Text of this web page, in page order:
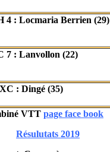
4 : Locmaria Berrien (29)
7 : Lanvollon (22)
XC : Dingé (35)
VTT page face book
Résulutats 2019